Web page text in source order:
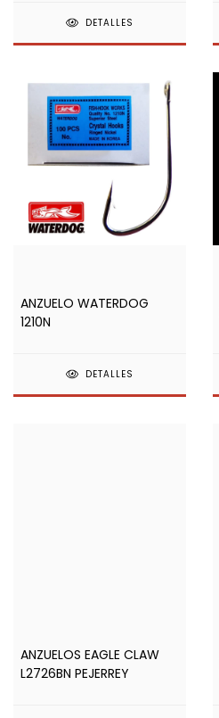
DETALLES
ANZUELO WATERDOG
1210N
DETALLES
ANZUELOS EAGLE CLAW
L2726BN PEJERREY